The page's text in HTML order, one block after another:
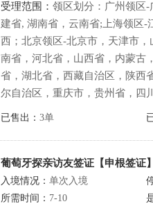
受理范围： 领区划分：广州领区
建省, 湖南省，云南省;上海领区-
西；北京领区-北京市，天津市
南省，河北省，山西省，内蒙古
省，湖北省，西藏自治区，陕西
尔自治区，重庆市，贵州省，四
已售出： 3单
葡萄牙探亲访友签证【申根签证
入境情况： 单次入境
所需时间： 7-10